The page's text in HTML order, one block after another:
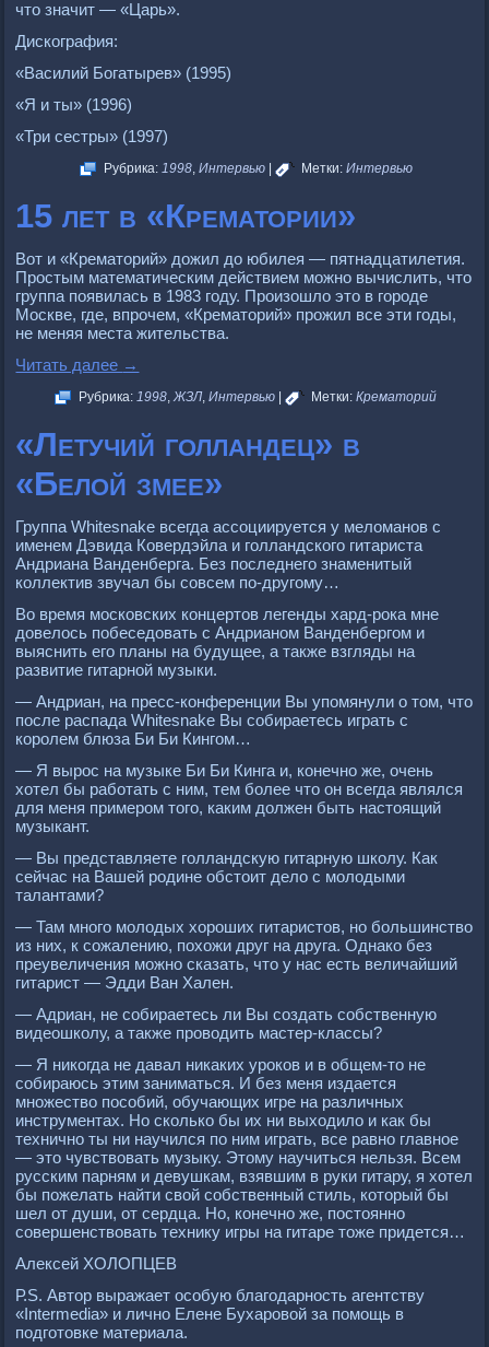
что значит — «Царь».
Дискография:
«Василий Богатырев» (1995)
«Я и ты» (1996)
«Три сестры» (1997)
Рубрика: 1998, Интервью| Метки: Интервью
15 лет в «Крематории»
Вот и «Крематорий» дожил до юбилея — пятнадцатилетия.
Простым математическим действием можно вычислить, что
группа появилась в 1983 году. Произошло это в городе
Москве, где, впрочем, «Крематорий» прожил все эти годы,
не меняя места жительства.
Читать далее →
Рубрика: 1998,ЖЗЛ, Интервью Метки: Крематорий
«Летучий голландец» в
«Белой змее»
Группа Whitesnake всегда ассоциируется у меломанов с
именем Дэвида Ковердэйла и голландского гитариста
Андриана Ванденберга. Без последнего знаменитый
коллектив звучал бы совсем по-другому…
Во время московских концертов легенды хард-рока мне
довелось побеседовать с Андрианом Ванденбергом и
выяснить его планы на будущее, а также взгляды на
развитие гитарной музыки.
— Андриан, на пресс-конференции Вы упомянули о том, что
после распада Whitesnake Вы собираетесь играть с
королем блюза Би Би Кингом…
— Я вырос на музыке Би Би Кинга и, конечно же, очень
хотел бы работать с ним, тем более что он всегда являлся
для меня примером того, каким должен быть настоящий
музыкант.
— Вы представляете голландскую гитарную школу. Как
сейчас на Вашей родине обстоит дело с молодыми
талантами?
— Там много молодых хороших гитаристов, но большинство
из них, к сожалению, похожи друг на друга. Однако без
преувеличения можно сказать, что у нас есть величайший
гитарист — Эдди Ван Хален.
— Адриан, не собираетесь ли Вы создать собственную
видеошколу, а также проводить мастер-классы?
— Я никогда не давал никаких уроков и в общем-то не
собираюсь этим заниматься. И без меня издается
множество пособий, обучающих игре на различных
инструментах. Но сколько бы их ни выходило и как бы
технично ты ни научился по ним играть, все равно главное
— это чувствовать музыку. Этому научиться нельзя. Всем
русским парням и девушкам, взявшим в руки гитару, я хотел
бы пожелать найти свой собственный стиль, который бы
шел от души, от сердца. Но, конечно же, постоянно
совершенствовать технику игры на гитаре тоже придется…
Алексей ХОЛОПЦЕВ
Р.S. Автор выражает особую благодарность агентству
«Intermedia» и лично Елене Бухаровой за помощь в
подготовке материала.